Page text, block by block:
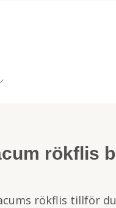
rökflis
rökflis tillför